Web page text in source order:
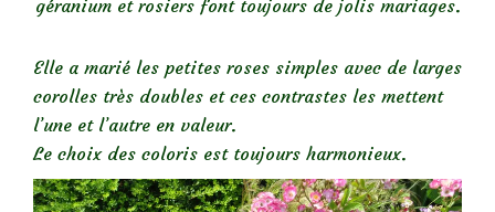
géranium et rosiers font toujours de jolis mariages.
Elle a marié les petites roses simples avec de larges
corolles très doubles et ces contrastes les mettent
l’une et l’autre en valeur.
Le choix des coloris est toujours harmonieux.